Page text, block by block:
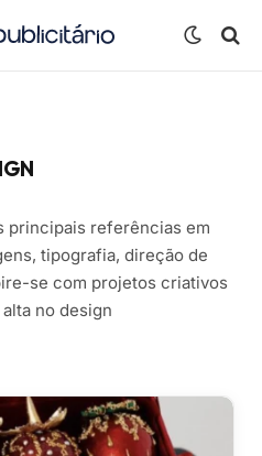
principais referências em
tipografia, direção de
se com projetos criativos
no design